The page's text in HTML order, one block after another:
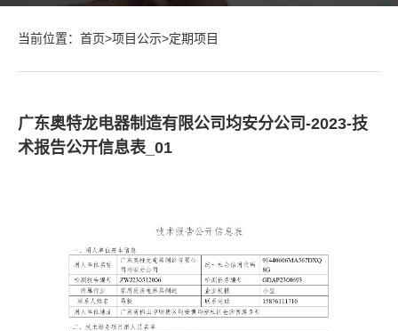
当前位置： 首页>项目公示>定期项目
广东奥特龙电器制造有限公司均安分公司-2023-技
术报告公开信息表_01